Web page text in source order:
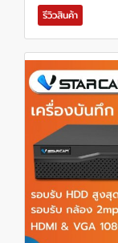
รีวิวสินค้า